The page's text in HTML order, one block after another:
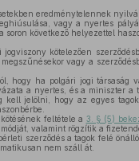
eredménytelennek
vagy a nyertes
következő helyezettel
kötelezően
vagy a
hogy ha polgári jogi társaság
a nyertes, és a miniszter a
jelölni, hogy az egyes
feltétele a 3. § (5)
valamint rögzítik a
szerződés a tagok felé
nem száll át.